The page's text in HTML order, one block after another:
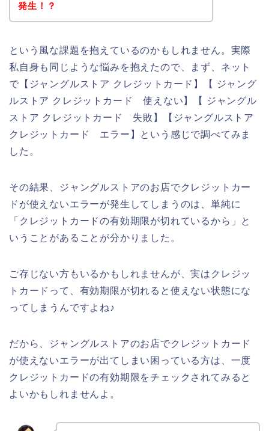
発生！？
という風な課題を抱えているのかもしれません。実際
私自身も同じような悩みを抱えたので、まず、ネット
で【ジャングルストア クレジットカード】【 ジャング
ルストア クレジットカード 使えない】【 ジャングル
ストア クレジットカード 失敗】【ジャングルストア
クレジットカード エラー】という感じで調べてみま
した。
その結果、ジャングルストアのお店でクレジットカー
ドが使えないエラーが発生してしまうのは、単純に
「クレジットカードの有効期限が切れているから」と
いうことがあることが分かりました。
ご存じない方もいるかもしれませんが、実はクレジッ
トカードって、有効期限が切れると使えない状態にな
ってしまうんですよね♪
だから、ジャングルストアのお店でクレジットカード
が使えないエラーが出てしまい困っている方は、一度
クレジットカードの有効期限をチェックされてみると
よいかもしれませんよ。